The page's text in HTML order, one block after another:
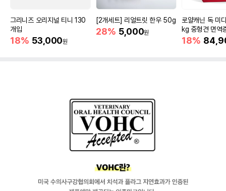
그리니즈 오리지널 티니 130
개입
18% 53,000원
[2개세트] 리얼트릿 한우 50g
28% 5,000원
로얄캐닌 독 미
kg 중형견 면역
18%